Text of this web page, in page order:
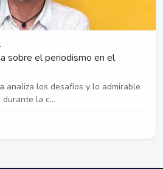
sobre el periodismo en el
analiza los desafíos y lo admirable
la c...